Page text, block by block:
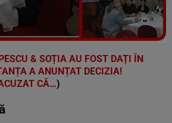
Vezi galeria foto
26 poze
& SOȚIA AU FOST DAȚI ÎN
A ANUNȚAT DECIZIA!
CĂ…)